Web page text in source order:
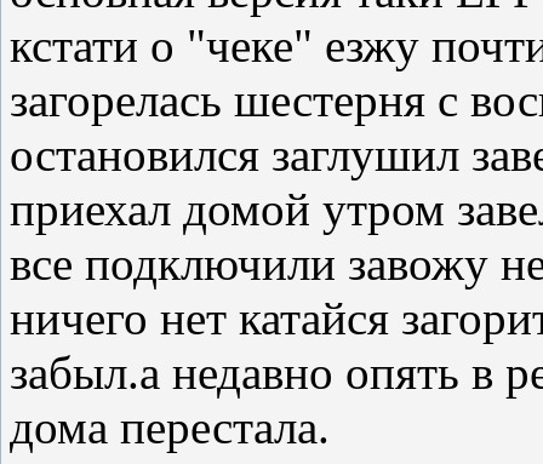
кстати о "чеке" езжу
загорелась шестерня с
остановился заглушил
приехал домой утром
все подключили завожу
ничего нет катайся
забыл.а недавно опять в
дома перестала.